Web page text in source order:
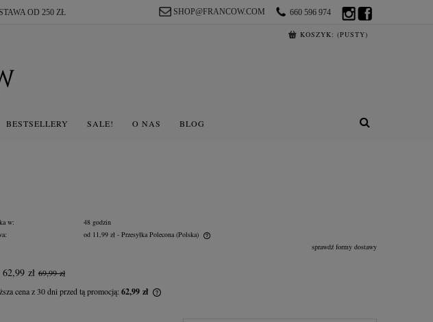
OD 250 ZŁ 660 596 974
SHOP@FRANCOW.COM
KOSZYK: (PUSTY)
BESTSELLERY SALE! O NAS BLOG
w:
48 godzin
od 11,99 zł - Przesyłka Polecona (Polska)
płatności
sprawdź formy dostawy
62,99 zł 69,99 zł
cena z 30 dni przed tą promocją: 62,99 zł